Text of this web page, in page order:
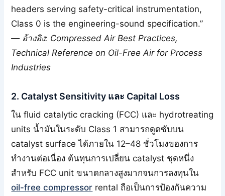
headers serving safety-critical instrumentation,
Class 0 is the engineering-sound specification.”
— อ้างอิง: Compressed Air Best Practices,
Technical Reference on Oil-Free Air for Process
Industries
2. Catalyst Sensitivity และ Capital Loss
ใน fluid catalytic cracking (FCC) และ hydrotreating
units น้ำมันในระดับ Class 1 สามารถดูดซับบน
catalyst surface ได้ภายใน 12–48 ชั่วโมงของการ
ทำงานต่อเนื่อง ต้นทุนการเปลี่ยน catalyst ชุดหนึ่ง
สำหรับ FCC unit ขนาดกลางสูงมากจนการลงทุนใน
oil-free compressor rental ถือเป็นการป้องกันความ